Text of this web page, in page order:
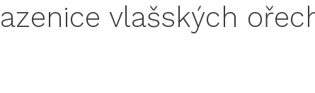
vlašských